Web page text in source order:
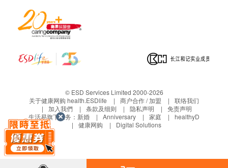
© ESD Services Limited 2000-2026
关于健康网购 health.ESDlife
商户合作 / 加盟
联络我们
加入我們
条款及细则 隐私声明
免责声明
生活易旗下业务： 新婚 Anniversary 家庭
healthyD
健康网购
Digital Solutions